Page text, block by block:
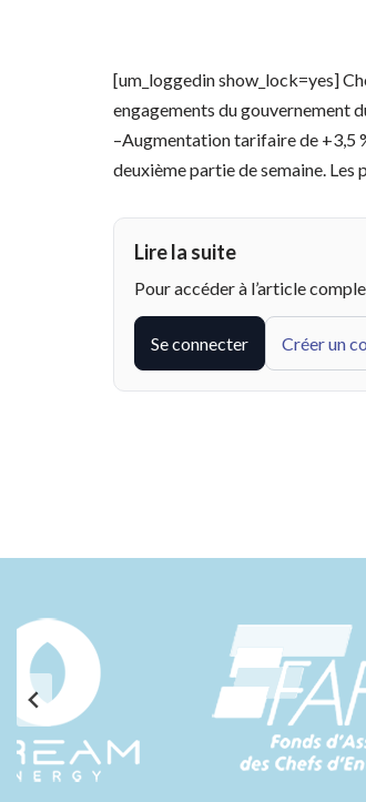
[um_loggedin show_lock=yes]
engagements du gouvernement
–Augmentation tarifaire de +3,5
deuxième partie de semaine.
Lire la suite
Pour accéder à l’article
Se connecter Créer un